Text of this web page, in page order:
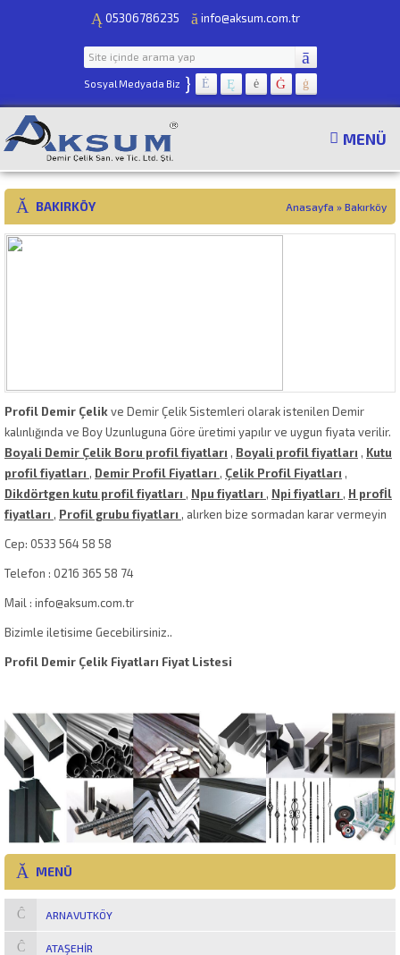
05306786235 info@aksum.com.tr
Sosyal Medyada Biz }
MENÜ
BAKIRKÖY Anasayfa » Bakırköy
Profil Demir Çelikve Demir Çelik Sistemleri olarak istenilen Demir
kalınlığında ve Boy Uzunluguna Göre üretimi yapılır ve uygun fiyata verilir.
Boyali Demir Çelik Boru profil fiyatları , Boyali profil fiyatları , Kutu
profil fiyatları , Demir Profil Fiyatları , Çelik Profil Fiyatları ,
Dikdörtgen kutu profil fiyatları , Npu fiyatları , Npi fiyatları , H profİl
fiyatları , Profil grubu fiyatları , alırken bize sormadan karar vermeyin
Cep: 0533 564 58 58
Telefon : 0216 365 58 74
Mail : info@aksum.com.tr
Bizimle iletisime Gecebilirsiniz..
Profil Demir Çelik Fiyatları Fiyat Listesi
MENÜ
ARNAVUTKÖY
ATAŞEHIR